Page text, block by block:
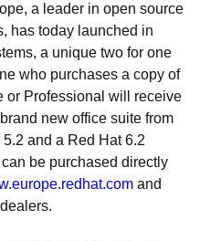
a leader in open source
has today launched in
a unique two for one
who purchases a copy of
or Professional will receive
new office suite from
and a Red Hat 6.2
be purchased directly
and